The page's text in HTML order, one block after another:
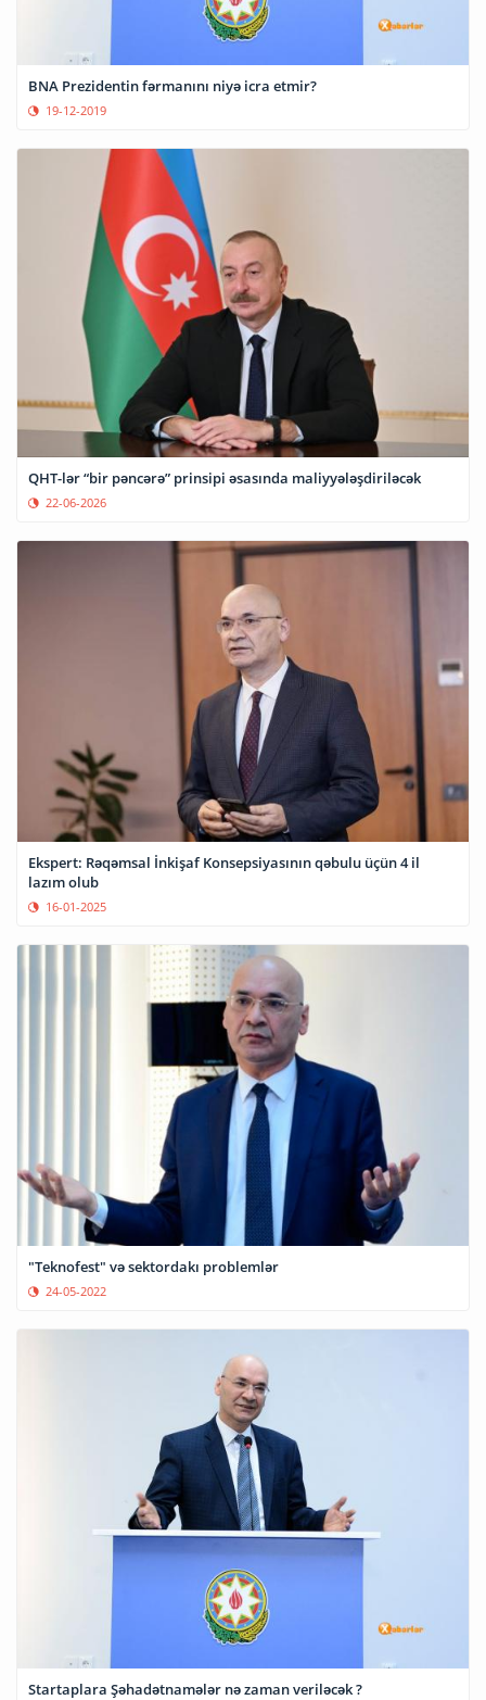
BNA Prezidentin fərmanını niyə icra etmir?
19-12-2019
QHT-lər “bir pəncərə” prinsipi əsasında maliyyələşdiriləcək
22-06-2026
Ekspert: Rəqəmsal İnkişaf Konsepsiyasının qəbulu üçün 4 il
lazım olub
16-01-2025
"Teknofest" və sektordakı problemlər
24-05-2022
Startaplara Şəhadətnamələr nə zaman veriləcək ?